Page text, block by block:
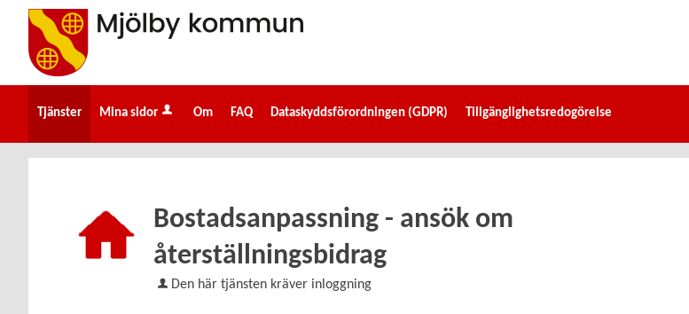
Välkommen
tjänster
kommun
Tjänster Mina sidor Om FAQ Dataskyddsförordningen (GDPR) Tillgänglighetsredogörelse
Bostadsanpassning - ansök om
återställningsbidrag
Den här tjänsten kräver inloggning